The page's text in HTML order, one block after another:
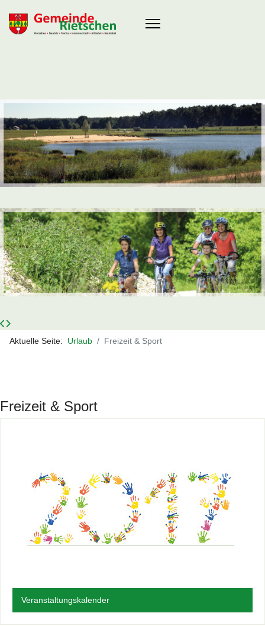
Aktuelle Seite: Urlaub Freizeit & Sport
Freizeit & Sport
Veranstaltungskalender